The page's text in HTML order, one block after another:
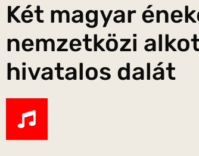
Két magyar
nemzetközi
hivatalos dalát